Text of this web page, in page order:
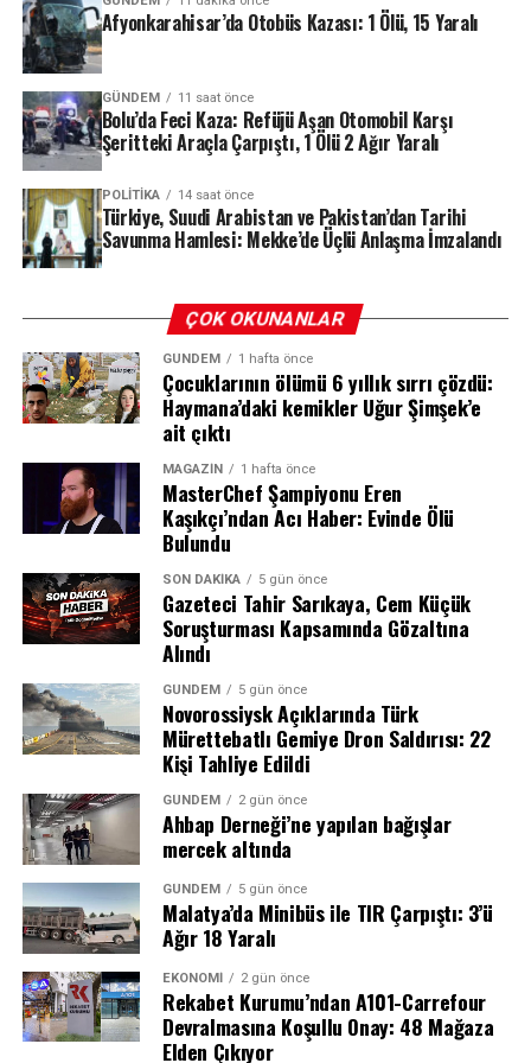
Çarpışmanın şiddetiyle her iki araç da adeta hurdaya
döndü. Motor bloğu ve araç parçaları savrulurken, kısa
sürede bölgeye çok sayıda ekip sevk edildi.
soruşturma, Menderes Belediyesi’nde uzun süredir
devam eden usulsüzlük iddiaları üzerine başlatıldı.
Savcılık, “suç işlemek amacıyla örgüt kurma”, “suç
işlemek amacıyla kurulan örgüte üye olma”, “rüşvet”,
“irtikap”, “resmî belgede sahtecilik”, “görevi kötüye
kullanma” ve “imar kirliliğine neden olma”
suçlamalarıyla 16 kişi hakkında gözaltı kararı verdi.
4 Ağustos 2026 sabahı jandarma ekipleri, Menderes
Belediyesi’ne operasyon düzenledi. Belediye Başkanı
İlkay Çiçek’in de aralarında bulunduğu 15 kişi gözaltına
alındı. Gözaltına alınanlar, sağlık kontrollerinin
ardından emniyete götürülerek sorgulanmak üzere İl
Jandarma Komutanlığı’na teslim edildi.
Afyonkarahisar’da Otobüs Kazası: 1 Ölü, 15 Yaralı
GÜNDEM 11 saat önce
Bolu’da Feci Kaza: Refüjü Aşan Otomobil Karşı
Şeritteki Araçla Çarpıştı, 1 Ölü 2 Ağır Yaralı
POLITIKA 14 saat önce
Türkiye, Suudi Arabistan ve Pakistan’dan Tarihi
Savunma Hamlesi: Mekke’de Üçlü Anlaşma İmzalandı
ÇOK OKUNANLAR
GÜNDEM 1 hafta önce
Çocuklarının ölümü 6 yıllık sırrı çözdü:
Haymana’daki kemikler Uğur Şimşek’e
ait çıktı
MAGAZIN 1 hafta önce
MasterChef Şampiyonu Eren
Kaşıkçı’ndan Acı Haber: Evinde Ölü
Bulundu
SON DAKIKA 5 gün önce
Gazeteci Tahir Sarıkaya, Cem Küçük
Soruşturması Kapsamında Gözaltına
Alındı
GÜNDEM 5 gün önce
Novorossiysk Açıklarında Türk
Mürettebatlı Gemiye Dron Saldırısı: 22
Kişi Tahliye Edildi
GÜNDEM 2 gün önce
Ahbap Derneği’ne yapılan bağışlar
mercek altında
GÜNDEM 5 gün önce
Malatya’da Minibüs ile TIR Çarpıştı: 3’ü
Ağır 18 Yaralı
EKONOMI 2 gün önce
Rekabet Kurumu’ndan A101-Carrefour
Devralmasına Koşullu Onay: 48 Mağaza
Elden Çıkıyor